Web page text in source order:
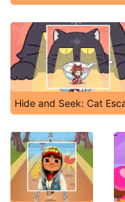
Hide and Seek: Cat